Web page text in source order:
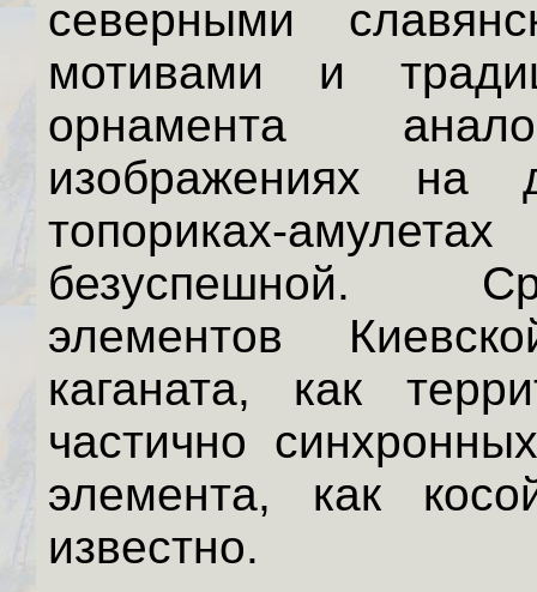
северными
мотивами и
орнамента
изображениях на
топориках-
безуспешной.
элементов
каганата, как
частично
элемента, как
известно.